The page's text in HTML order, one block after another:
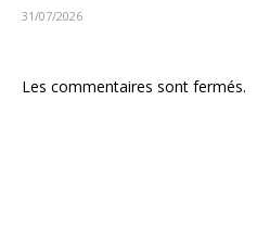
31/07/2026
Les commentaires sont fermés.